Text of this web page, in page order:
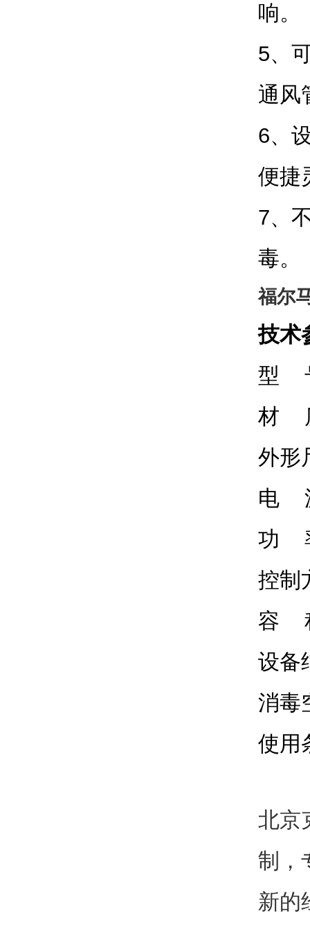
响。
5、
通风
6、
便捷
7、
毒。
福尔
技术
型
材
外形
电
功
控制
容
设备
消毒
使用
北京
制，
新的